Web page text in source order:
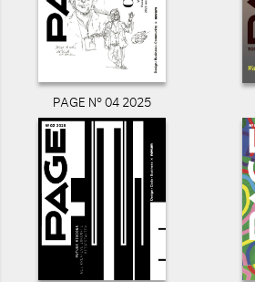
PAGE N° 04 2025